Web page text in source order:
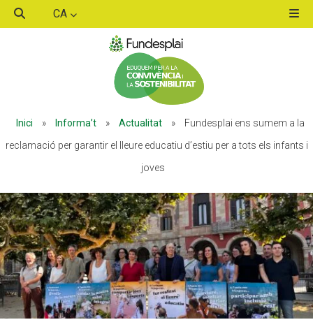
CA
Inici » Informa’t » Actualitat »
Fundesplai ens sumem a la
reclamació per garantir el lleure educatiu d’estiu per a tots els infants i
joves
ACTIVITATS D'ESTIU
MÓN ESCOLAR
ALBERG CENTRE ESPLAI
FORMACIÓ
CASES DE COLÒNIES